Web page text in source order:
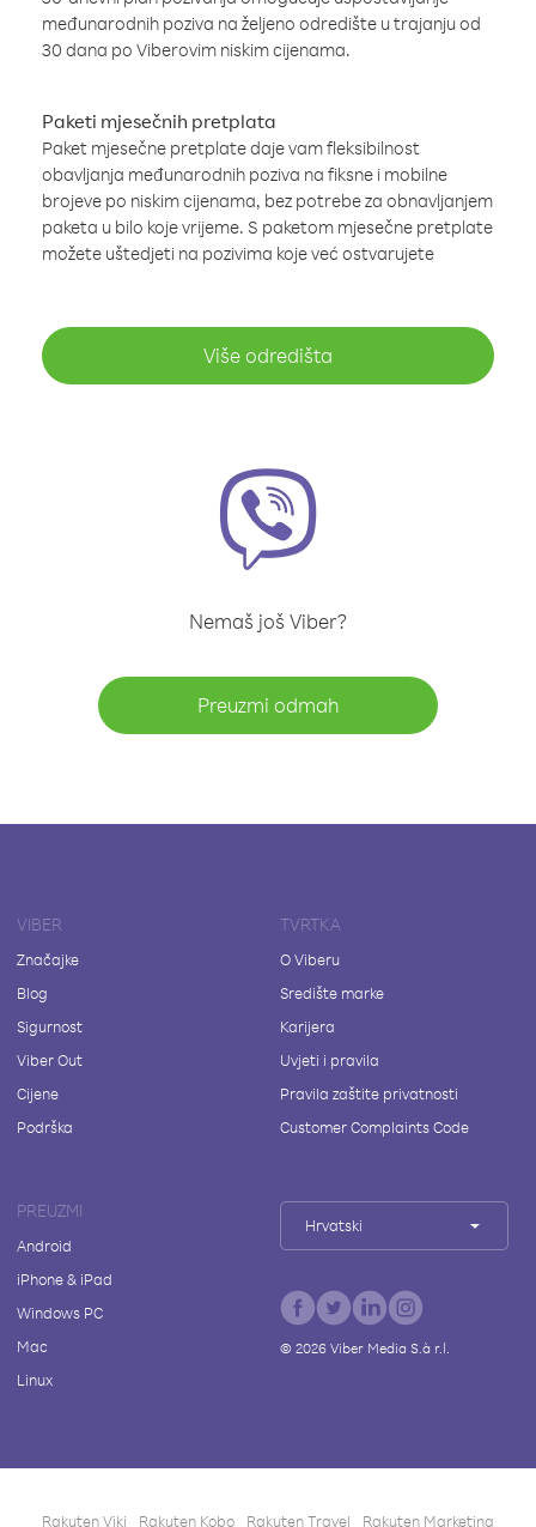
međunarodnih poziva na željeno odredište u trajanju od
30 dana po Viberovim niskim cijenama.
Paketi mjesečnih pretplata
Paket mjesečne pretplate daje vam fleksibilnost
obavljanja međunarodnih poziva na fiksne i mobilne
brojeve po niskim cijenama, bez potrebe za obnavljanjem
paketa u bilo koje vrijeme. S paketom mjesečne pretplate
možete uštedjeti na pozivima koje već ostvarujete
Više odredišta
Nemaš još Viber?
Preuzmi odmah
VIBER
Značajke
Blog
Sigurnost
Viber Out
Cijene
Podrška
TVRTKA
O Viberu
Središte marke
Karijera
Uvjeti i pravila
Pravila zaštite privatnosti
Customer Complaints Code
PREUZMI
Android
iPhone & iPad
Windows PC
Mac
Linux
Hrvatski
© 2026Viber Media S.à r.l.
Rakuten Viki Rakuten Kobo Rakuten Travel Rakuten Marketing